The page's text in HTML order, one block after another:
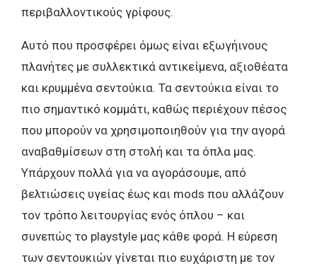
περιβαλλοντικούς γρίφους.
Αυτό που προσφέρει όμως είναι εξωγήινους
πλανήτες με συλλεκτικά αντικείμενα, αξιοθέατα
και κρυμμένα σεντούκια. Τα σεντούκια είναι το
πιο σημαντικό κομμάτι, καθώς περιέχουν πέσος
που μπορούν να χρησιμοποιηθούν για την αγορά
αναβαθμίσεων στη στολή και τα όπλα μας.
Υπάρχουν πολλά για να αγοράσουμε, από
βελτιώσεις υγείας έως και mods που αλλάζουν
τον τρόπο λειτουργίας ενός όπλου – και
συνεπώς το playstyle μας κάθε φορά. Η εύρεση
των σεντουκιών γίνεται πιο ευχάριστη με τον